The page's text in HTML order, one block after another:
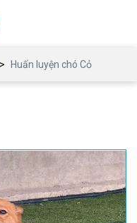
Huấn luyện chó Cỏ